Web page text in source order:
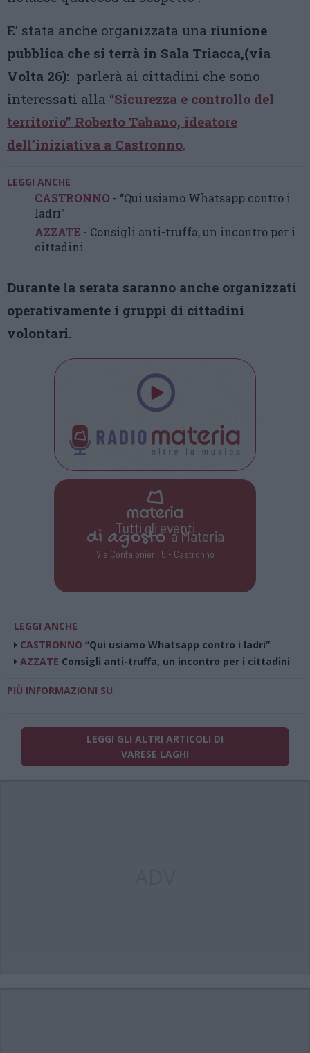
E’ stata anche organizzata una riunione
pubblica che si terrà in Sala Triacca,(via
Volta 26): parlerà ai cittadini che sono
interessati alla “Sicurezza e controllo del
territorio” Roberto Tabano, ideatore
dell’iniziativa a Castronno.
LEGGI ANCHE
CASTRONNO - “Qui usiamo Whatsapp contro i
ladri”
AZZATE - Consigli anti-truffa, un incontro per i
cittadini
Durante la serata saranno anche organizzati
operativamente i gruppi di cittadini
volontari.
Tutti gli eventi
di agostoa Materia
Via Confalonieri, 5 - Castronno
LEGGI ANCHE
CASTRONNO “Qui usiamo Whatsapp contro i ladri”
AZZATE Consigli anti-truffa, un incontro per i cittadini
PIÙ INFORMAZIONI SU
LEGGI GLI ALTRI ARTICOLI DI
VARESE LAGHI